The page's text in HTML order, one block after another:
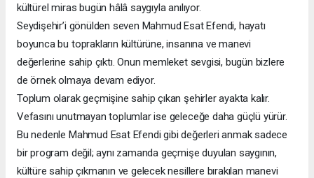
kültürel miras bugün hâlâ saygıyla anılıyor.
Seydişehir’i gönülden seven Mahmud Esat Efendi, hayatı
boyunca bu toprakların kültürüne, insanına ve manevi
değerlerine sahip çıktı. Onun memleket sevgisi, bugün bizlere
de örnek olmaya devam ediyor.
Toplum olarak geçmişine sahip çıkan şehirler ayakta kalır.
Vefasını unutmayan toplumlar ise geleceğe daha güçlü yürür.
Bu nedenle Mahmud Esat Efendi gibi değerleri anmak sadece
bir program değil; aynı zamanda geçmişe duyulan saygının,
kültüre sahip çıkmanın ve gelecek nesillere bırakılan manevi